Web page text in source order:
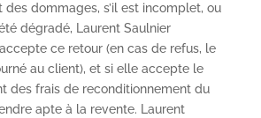
des dommages, s’il est incomplet, ou
dégradé, Laurent Saulnier
ce retour (en cas de refus, le
au client), et si elle accepte le
des frais de reconditionnement du
apte à la revente. Laurent